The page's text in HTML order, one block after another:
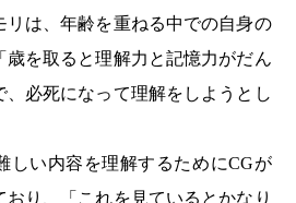
リは、年齢を重ねる中での自身の
歳を取ると理解力と記憶力がだん
必死になって理解をしようとし
しい内容を理解するためにCGが
り、「これを見ているとかなり